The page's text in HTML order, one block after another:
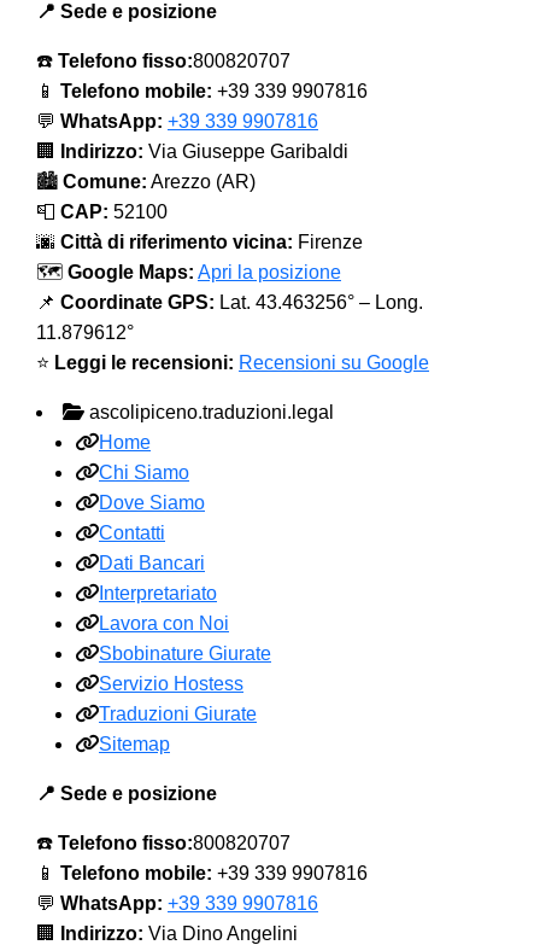
📍 Sede e posizione
☎️ Telefono fisso:800820707
📱 Telefono mobile: +39 339 9907816
💬 WhatsApp: +39 339 9907816
🏢
Indirizzo: Via Giuseppe Garibaldi
🏙️ Comune: Arezzo (AR)
📮 CAP: 52100
🌆 Città di riferimento vicina: Firenze
🗺️ Google Maps: Apri la posizione
📌 Coordinate GPS: Lat. 43.463256° – Long.
11.879612°
⭐ Leggi le recensioni: Recensioni su Google
ascolipiceno.traduzioni.legal
Home
Chi Siamo
Dove Siamo
Contatti
Dati Bancari
Interpretariato
Lavora con Noi
Sbobinature Giurate
Servizio Hostess
Traduzioni Giurate
Sitemap
📍 Sede e posizione
☎️ Telefono fisso:800820707
📱 Telefono mobile: +39 339 9907816
💬 WhatsApp: +39 339 9907816
🏢
Indirizzo: Via Dino Angelini